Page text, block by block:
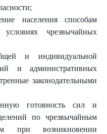
населения способам
чрезвычайных
и индивидуальной
и административных
законодательными
готовность сил и
по чрезвычайным
при возникновении